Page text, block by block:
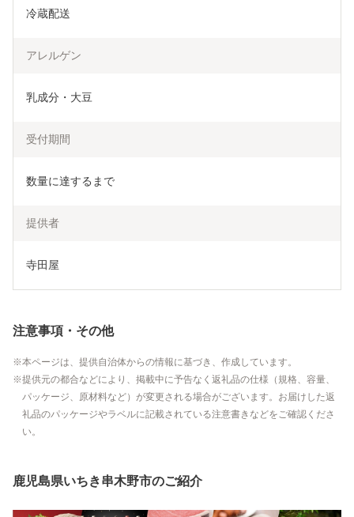
冷蔵配送
アレルゲン
乳成分・大豆
受付期間
数量に達するまで
提供者
寺田屋
注意事項・その他
本ページは、提供自治体からの情報に基づき、作成しています。
提供元の都合などにより、掲載中に予告なく返礼品の仕様（規格、容量、
パッケージ、原材料など）が変更される場合がございます。お届けした返
礼品のパッケージやラベルに記載されている注意書きなどをご確認くださ
い。
鹿児島県いちき串木野市のご紹介